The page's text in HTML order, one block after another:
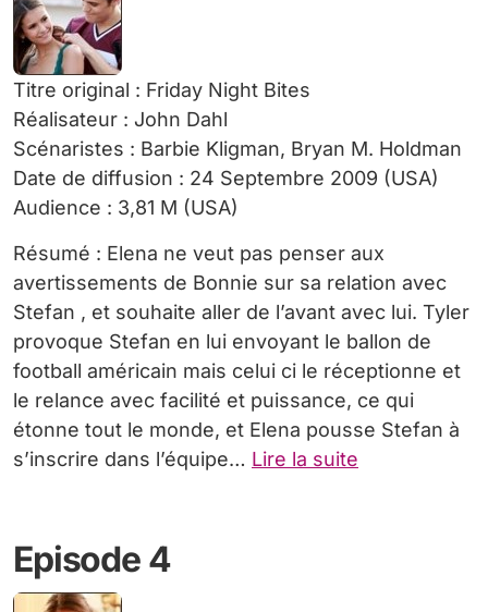
Titre original : Friday Night Bites
Réalisateur : John Dahl
Scénaristes : Barbie Kligman, Bryan M. Holdman
Date de diffusion : 24 Septembre 2009 (USA)
Audience : 3,81 M (USA)
Résumé : Elena ne veut pas penser aux
avertissements de Bonnie sur sa relation avec
Stefan , et souhaite aller de l’avant avec lui. Tyler
provoque Stefan en lui envoyant le ballon de
football américain mais celui ci le réceptionne et
le relance avec facilité et puissance, ce qui
étonne tout le monde, et Elena pousse Stefan à
s’inscrire dans l’équipe… Lire la suite
Episode 4